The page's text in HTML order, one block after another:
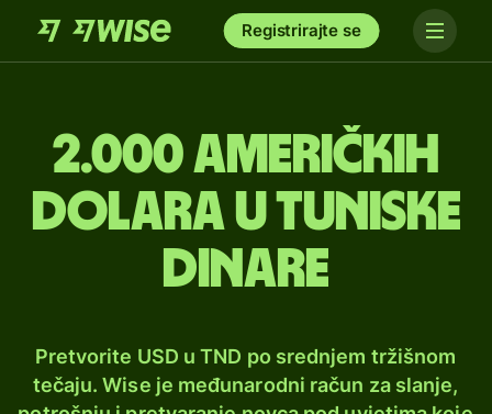
Registrirajte se
2.000 američkih
dolara u tuniske
dinare
Pretvorite USD u TND po srednjem tržišnom
tečaju. Wise je međunarodni račun za slanje,